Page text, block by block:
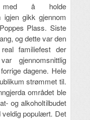
med å holde
igjen gikk gjennom
Plass. Siste
og dette var den
familiefest der
gjennomsnittlig
dagene. Hele
strømmet til.
området ble
og alkoholtilbudet
veldig populært. Det